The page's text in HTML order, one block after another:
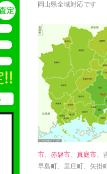
岡山県全域対応です
市、 赤磐市、 真庭市、
早島町、里庄町、矢掛